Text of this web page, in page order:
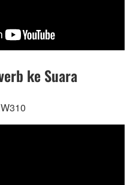
ke Suara